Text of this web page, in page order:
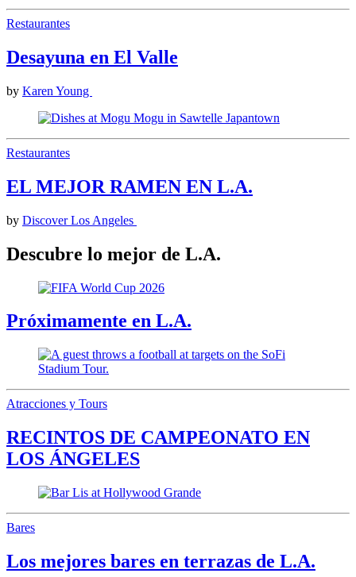
Restaurantes
Desayuna en El Valle
by Karen Young
Restaurantes
EL MEJOR RAMEN EN L.A.
by Discover Los Angeles
Descubre lo mejor de L.A.
Próximamente en L.A.
Atracciones y Tours
RECINTOS DE CAMPEONATO EN
LOS ÁNGELES
Bares
Los mejores bares en terrazas de L.A.